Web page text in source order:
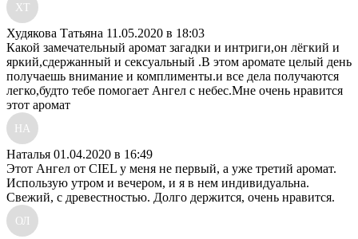
ХТ
Худякова Татьяна 11.05.2020 в 18:03
Какой замечательный аромат загадки и интриги,он лёгкий и
яркий,сдержанный и сексуальный .В этом аромате целый день
получаешь внимание и комплименты.и все дела получаются
легко,будто тебе помогает Ангел с небес.Мне очень нравится
этот аромат
НА
Наталья 01.04.2020 в 16:49
Этот Ангел от CIEL у меня не первый, а уже третий аромат.
Использую утром и вечером, и я в нем индивидуальна.
Свежий, с древестностью. Долго держится, очень нравится.
ОЛ